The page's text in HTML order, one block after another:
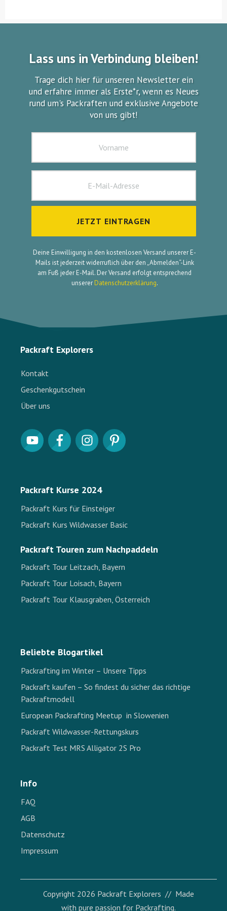
Lass uns in Verbindung bleiben!
Trage dich hier für unseren Newsletter ein
und erfahre immer als Erste*r, wenn es Neues
rund um's Packraften und exklusive Angebote
von uns gibt!
JETZT EINTRAGEN
Deine Einwilligung in den kostenlosen Versand unserer E-
Mails ist jederzeit widerruflich über den „Abmelden“-Link
am Fuß jeder E-Mail. Der Versand erfolgt entsprechend
unserer Datenschutzerklärung.
Packraft Explorers
Kontakt
Geschenkgutschein
Über uns
Packraft Kurse 2024
Packraft Kurs für Einsteiger
Packraft Kurs Wildwasser Basic
Packraft Touren zum Nachpaddeln
Packraft Tour Leitzach, Bayern
Packraft Tour Loisach, Bayern
Packraft Tour Klausgraben, Österreich
Beliebte Blogartikel
Packrafting im Winter – Unsere Tipps
Packraft kaufen – So findest du sicher das richtige
Packraftmodell
European Packrafting Meetup in Slowenien
Packraft Wildwasser-Rettungskurs
Packraft Test MRS Alligator 2S Pro
Info
FAQ
AGB
Datenschutz
Impressum
Copyright 2026 Packraft Explorers // Made
with pure passion for Packrafting.